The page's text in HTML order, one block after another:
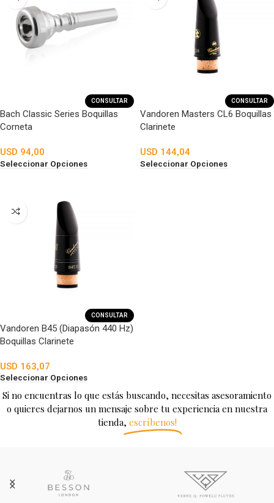
CONSULTAR
Bach Classic Series Boquillas
Corneta
USD 94,00
Seleccionar Opciones
CONSULTAR
Vandoren Masters CL6 Boquillas
Clarinete
USD 144,04
Seleccionar Opciones
CONSULTAR
Vandoren B45 (Diapasón 440 Hz)
Boquillas Clarinete
USD 163,07
Seleccionar Opciones
Si no encuentras lo que estás buscando, necesitas asesoramiento
o quieres dejarnos un mensaje sobre tu experiencia en nuestra
tienda, escríbenos!